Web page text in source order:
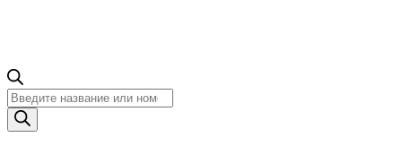
Поиск
товаров